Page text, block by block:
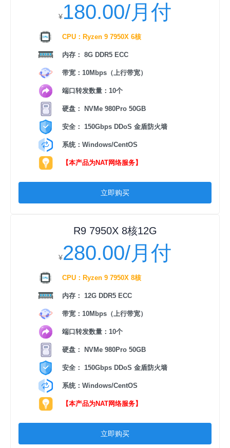
¥180.00/月付
CPU：Ryzen 9 7950X 6核
内存： 8G DDR5 ECC
带宽：10Mbps（上行带宽）
端口转发数量：10个
硬盘： NVMe 980Pro 50GB
安全： 150Gbps DDoS 金盾防火墙
系统：Windows/CentOS
【本产品为NAT网络服务】
立即购买
R9 7950X 8核12G
¥280.00/月付
CPU：Ryzen 9 7950X 8核
内存： 12G DDR5 ECC
带宽：10Mbps（上行带宽）
端口转发数量：10个
硬盘： NVMe 980Pro 50GB
安全： 150Gbps DDoS 金盾防火墙
系统：Windows/CentOS
【本产品为NAT网络服务】
立即购买